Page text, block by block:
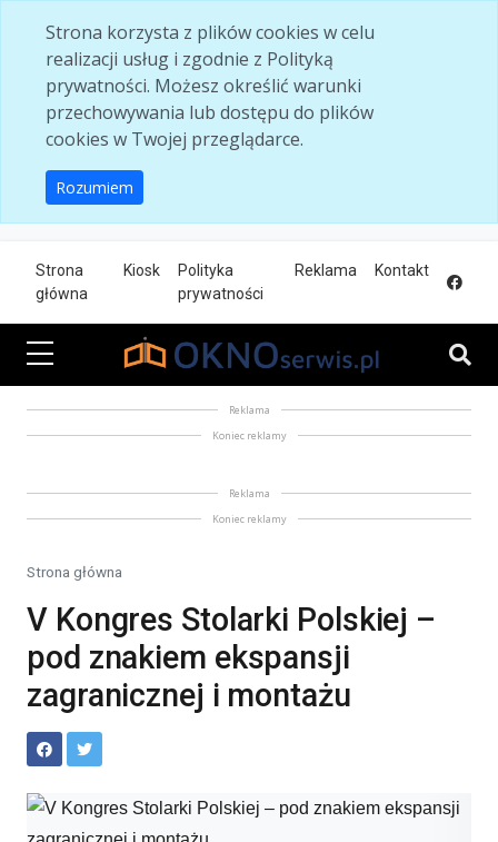
Strona korzysta z plików cookies w celu
realizacji usług i zgodnie z Polityką
prywatności. Możesz określić warunki
przechowywania lub dostępu do plików
cookies w Twojej przeglądarce.
Rozumiem
Strona
główna
Kiosk
Polityka
prywatności
Reklama Kontakt
Reklama
Koniec reklamy
Reklama
Koniec reklamy
Strona główna
V Kongres Stolarki Polskiej –
pod znakiem ekspansji
zagranicznej i montażu